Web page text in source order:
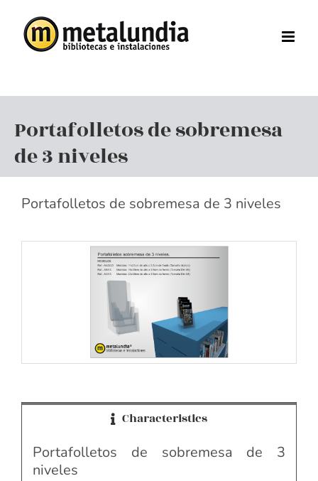
contenido
Portafolletos de sobremesa
de 3 niveles
Portafolletos de sobremesa de 3 niveles
Characteristics
Portafolletos de sobremesa de 3
niveles